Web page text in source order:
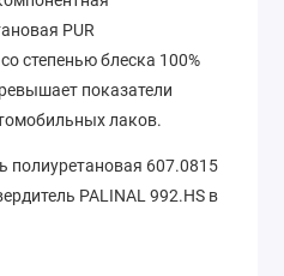
PUR
степенью блеска 100%
показатели
лаков.
полиуретановая 607.0815
PALINAL 992.HS в